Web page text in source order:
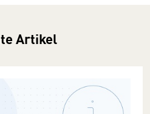
Artikel